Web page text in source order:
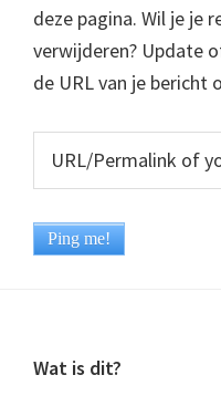
deze pagina. Wil je je
verwijderen? Update
de URL van je bericht
Footer
Wat is dit?